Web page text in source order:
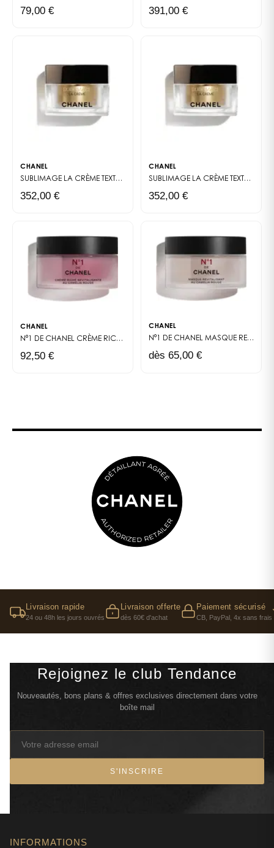
: www.chanel.com »
79,00 € 391,00 €
CHANEL
SUBLIMAGE LA CRÈME TEXTURE FINE
352,00 €
CHANEL
SUBLIMAGE LA CRÈME TEXTURE SUPRÊME
352,00 €
CHANEL
N°1 DE CHANEL CRÈME RICHE CRÈME - SOIN VISAGE
92,50 €
CHANEL
N°1 DE CHANEL MASQUE REVITALISANT
dès 65,00 €
Livraison rapide
24 ou 48h les jours ouvrés
Livraison offerte
dès 60€ d'achat
Paiement sécurisé
CB, PayPal, 4x sans frais
Rejoignez le club Tendance
Nouveautés, bons plans & offres exclusives directement dans votre
boîte mail
S'INSCRIRE
INFORMATIONS